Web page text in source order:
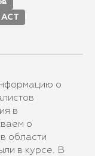
АСТ
о
в
о
области
в курсе. В